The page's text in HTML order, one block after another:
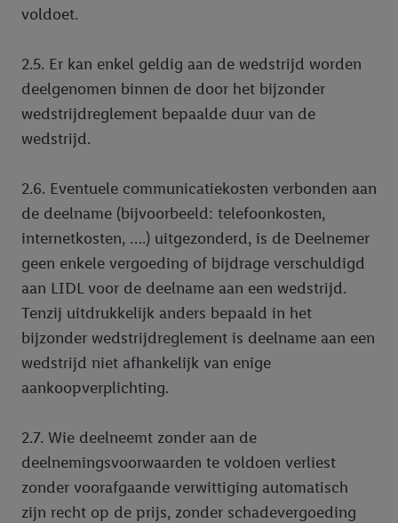
voldoet.
2.5. Er kan enkel geldig aan de wedstrijd worden
deelgenomen binnen de door het bijzonder
wedstrijdreglement bepaalde duur van de
wedstrijd.
2.6. Eventuele communicatiekosten verbonden aan
de deelname (bijvoorbeeld: telefoonkosten,
internetkosten, ….) uitgezonderd, is de Deelnemer
geen enkele vergoeding of bijdrage verschuldigd
aan LIDL voor de deelname aan een wedstrijd.
Tenzij uitdrukkelijk anders bepaald in het
bijzonder wedstrijdreglement is deelname aan een
wedstrijd niet afhankelijk van enige
aankoopverplichting.
2.7. Wie deelneemt zonder aan de
deelnemingsvoorwaarden te voldoen verliest
zonder voorafgaande verwittiging automatisch
zijn recht op de prijs, zonder schadevergoeding